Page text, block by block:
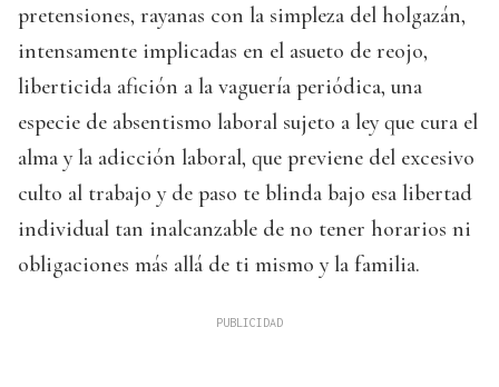
pretensiones, rayanas con la simpleza del holgazán,
intensamente implicadas en el asueto de reojo,
liberticida afición a la vaguería periódica, una
especie de absentismo laboral sujeto a ley que cura el
alma y la adicción laboral, que previene del excesivo
culto al trabajo y de paso te blinda bajo esa libertad
individual tan inalcanzable de no tener horarios ni
obligaciones más allá de ti mismo y la familia.